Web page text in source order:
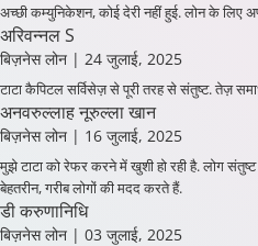
अच्छी कम्युनिकेशन, कोई देरी नहीं हुई. लोन के लिए
अरिवन्नल S
बिज़नेस लोन | 24 जुलाई, 2025
टाटा कैपिटल सर्विसेज़ से पूरी तरह से संतुष्ट. तेज़
अनवरुल्लाह नूरुल्ला खान
बिज़नेस लोन | 16 जुलाई, 2025
मुझे टाटा को रेफर करने में खुशी हो रही है. लोग
बेहतरीन, गरीब लोगों की मदद करते हैं.
डी करुणानिधि
बिज़नेस लोन | 03 जुलाई, 2025